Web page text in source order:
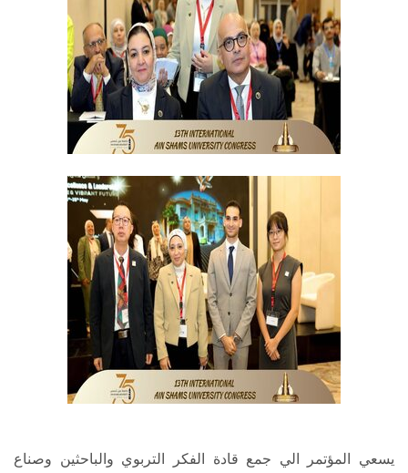
يسعي المؤتمر الي جمع قادة الفكر التربوي والباحثين وصناع